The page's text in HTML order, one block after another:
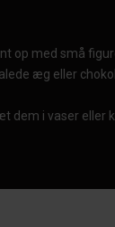
op med små
æg eller
dem i vaser eller